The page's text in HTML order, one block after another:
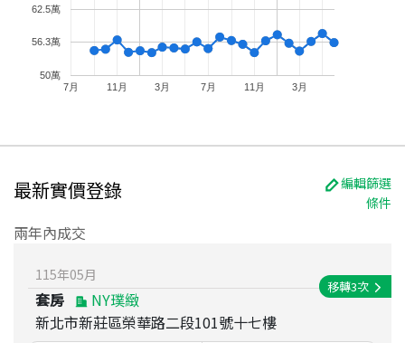
7月 11月 3月 7月 11月 3月
50萬
56.3萬
62.5萬
最新實價登錄
編輯篩選
條件
兩年內成交
115年05月
套房
NY璞緻
新北市新莊區榮華路二段101號十七樓
移轉3次